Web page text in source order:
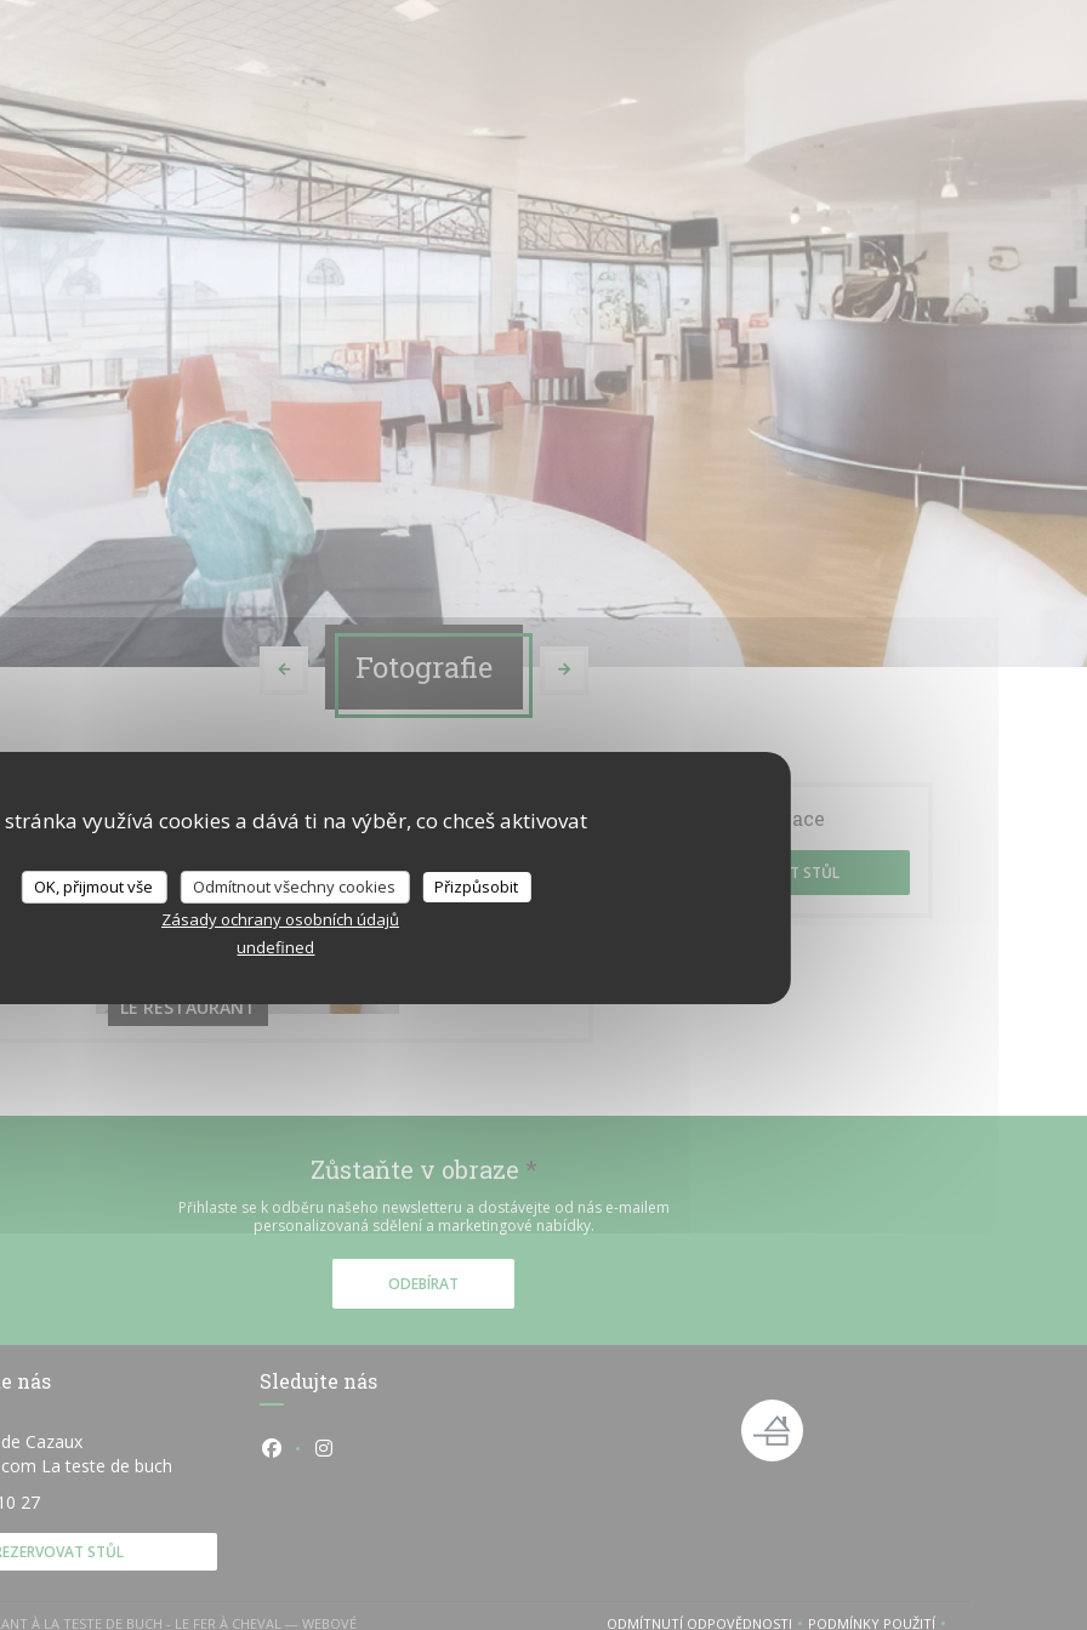
využívá cookies a dává ti na výběr, co chceš aktivovat
OK, přijmout vše Odmítnout všechny cookies
Přizpůsobit
Zásady ochrany osobních údajů
undefined
Fotografie
LE RESTAURANT
Rezervace
REZERVOVAT STŮL
Zůstaňte v obraze *
Přihlaste se k odběru našeho newsletteru a dostávejte od nás e-mailem
personalizovaná sdělení a marketingové nabídky.
ODEBÍRAT
nás
Cazaux
La teste de buch ((otevře se v novém okně))
27
STŮL
Sledujte nás
Facebook ((otevře se v novém okně))
Instagram ((otevře se v novém okně))
À LA TESTE DE BUCH - LE FER À CHEVAL — WEBOVÉ ODMÍTNUTÍ ODPOVĚDNOSTI PODMÍNKY POUŽITÍ